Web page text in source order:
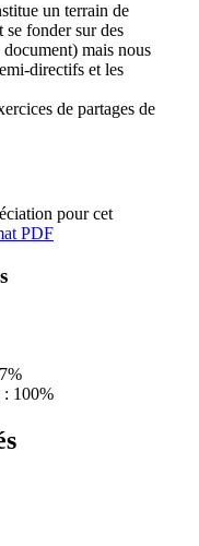
un terrain de
se fonder sur des
mais nous
directifs et les
de partages de
pour cet
PDF
: 100%